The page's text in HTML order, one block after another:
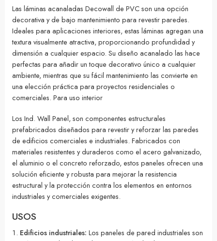
Las láminas acanaladas Decowall de PVC son una opción
decorativa y de bajo mantenimiento para revestir paredes.
Ideales para aplicaciones interiores, estas láminas agregan una
textura visualmente atractiva, proporcionando profundidad y
dimensión a cualquier espacio. Su diseño acanalado las hace
perfectas para añadir un toque decorativo único a cualquier
ambiente, mientras que su fácil mantenimiento las convierte en
una elección práctica para proyectos residenciales o
comerciales. Para uso interior
Los Ind. Wall Panel, son componentes estructurales
prefabricados diseñados para revestir y reforzar las paredes
de edificios comerciales e industriales. Fabricados con
materiales resistentes y duraderos como el acero galvanizado,
el aluminio o el concreto reforzado, estos paneles ofrecen una
solución eficiente y robusta para mejorar la resistencia
estructural y la protección contra los elementos en entornos
industriales y comerciales exigentes.
USOS
Edificios industriales: Los paneles de pared industriales son